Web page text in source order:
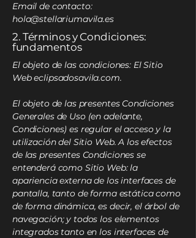
Email de contacto:
hola@stellariumavila.es
2. Términos y Condiciones:
fundamentos
El objeto de las condiciones: El Sitio
Web eclipsadosavila.com.
El objeto de las presentes Condiciones
Generales de Uso (en adelante,
Condiciones) es regular el acceso y la
utilización del Sitio Web. A los efectos
de las presentes Condiciones se
entenderá como Sitio Web: la
apariencia externa de los interfaces de
pantalla, tanto de forma estática como
de forma dinámica, es decir, el árbol de
navegación; y todos los elementos
integrados tanto en los interfaces de